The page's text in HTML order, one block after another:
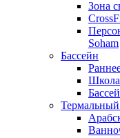
Зона
Soham
Бассейн
Школа